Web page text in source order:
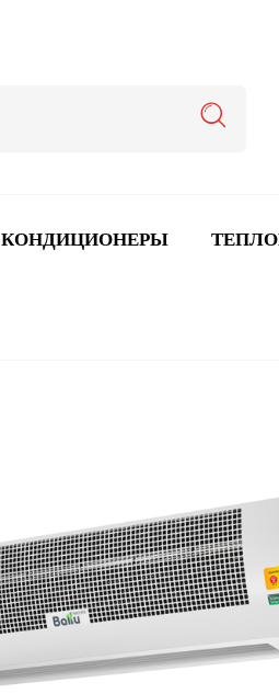
КОНДИЦИОНЕРЫ